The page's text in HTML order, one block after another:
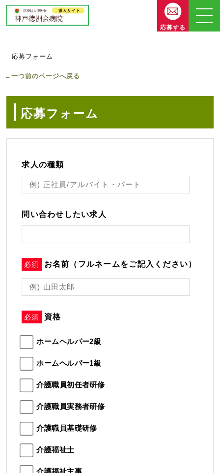
応募する
応募フォーム
←一つ前のページへ戻る
応募フォーム
求人の種類
問い合わせしたい求人
必須 お名前（フルネームをご記入ください）
必須 資格
ホームヘルパー2級
ホームヘルパー1級
介護職員初任者研修
介護職員実務者研修
介護職員基礎研修
介護福祉士
介護福祉主事